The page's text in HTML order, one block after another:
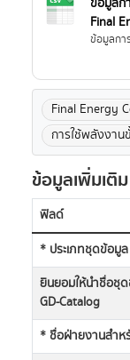
ข้อมูลก
Final
ข้อมูลกา
Final Energy
การใช้พลังงา
ข้อมูลเพิ่มเติม
ฟิลด์
* ประเภทชุดข้อมูล
ยินยอมให้นำชื่อชุ
GD-Catalog
* ชื่อฝ่ายงานสำ